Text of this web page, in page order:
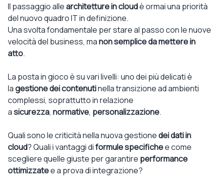
Il passaggio allearchitetture in cloudè ormai una priorità
del nuovo quadro IT in definizione.
Una svolta fondamentale per stare al passo con le nuove
velocità del business, manon semplice da mettere in
atto.
La posta in gioco è su vari livelli: uno dei più delicati è
lagestione dei contenutinella transizione ad ambienti
complessi, soprattutto in relazione
asicurezza, normative, personalizzazione.
Quali sono le criticità nella nuova gestionedei dati in
cloud? Quali i vantaggi diformule specifichee come
scegliere quelle giuste per garantire performance
ottimizzatee a prova di integrazione?